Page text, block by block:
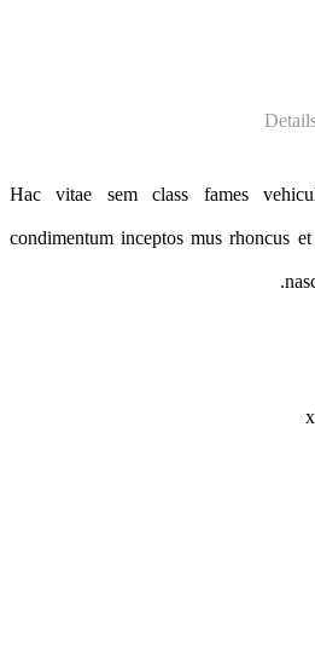
Hac vitae sem class fames
condimentum inceptos mus rhoncus